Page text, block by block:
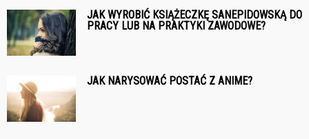
JAK WYROBIĆ KSIĄŻECZKĘ SANEPIDOWSKĄ DO
PRACY LUB NA PRAKTYKI ZAWODOWE?
JAK NARYSOWAĆ POSTAĆ Z ANIME?